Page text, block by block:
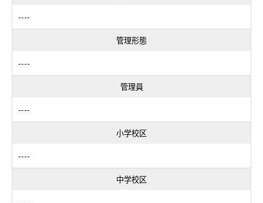
----
管理形態
----
管理員
----
小学校区
----
中学校区